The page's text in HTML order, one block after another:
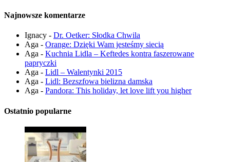
Najnowsze komentarze
Ignacy - Dr. Oetker: Słodka Chwila
Aga - Orange: Dzięki Wam jesteśmy siecią
Aga - Kuchnia Lidla – Keftedes kontra faszerowane
papryczki
Aga - Lidl – Walentynki 2015
Aga - Lidl: Bezszfowa bielizna damska
Aga - Pandora: This holiday, let love lift you higher
Ostatnio popularne